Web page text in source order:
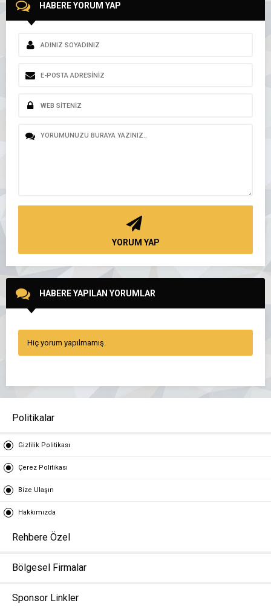
HABERE YORUM YAP
YORUM YAP
HABERE YAPILAN YORUMLAR
Hiç yorum yapılmamış.
Politikalar
Gizlilik Politikası
Çerez Politikası
Bize Ulaşın
Hakkımızda
Rehbere Özel
Bölgesel Firmalar
Sponsor Linkler